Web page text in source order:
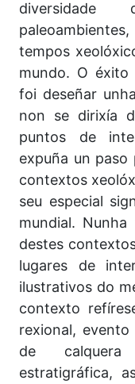
diversidade
tempos
mundo. O éxito
foi deseñar
non se dirixía
puntos de
expuña un paso
contextos
seu especial
mundial.
destes
lugares de
ilustrativos do
contexto
rexional,
de
estratigráfica,